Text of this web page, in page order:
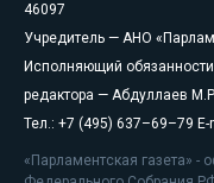
46097
Учредитель — АНО
Исполняющий обязанности
редактора — Абдуллаев
Тел.: +7 (495) 637–69–79 E-
«Парламентская газета»